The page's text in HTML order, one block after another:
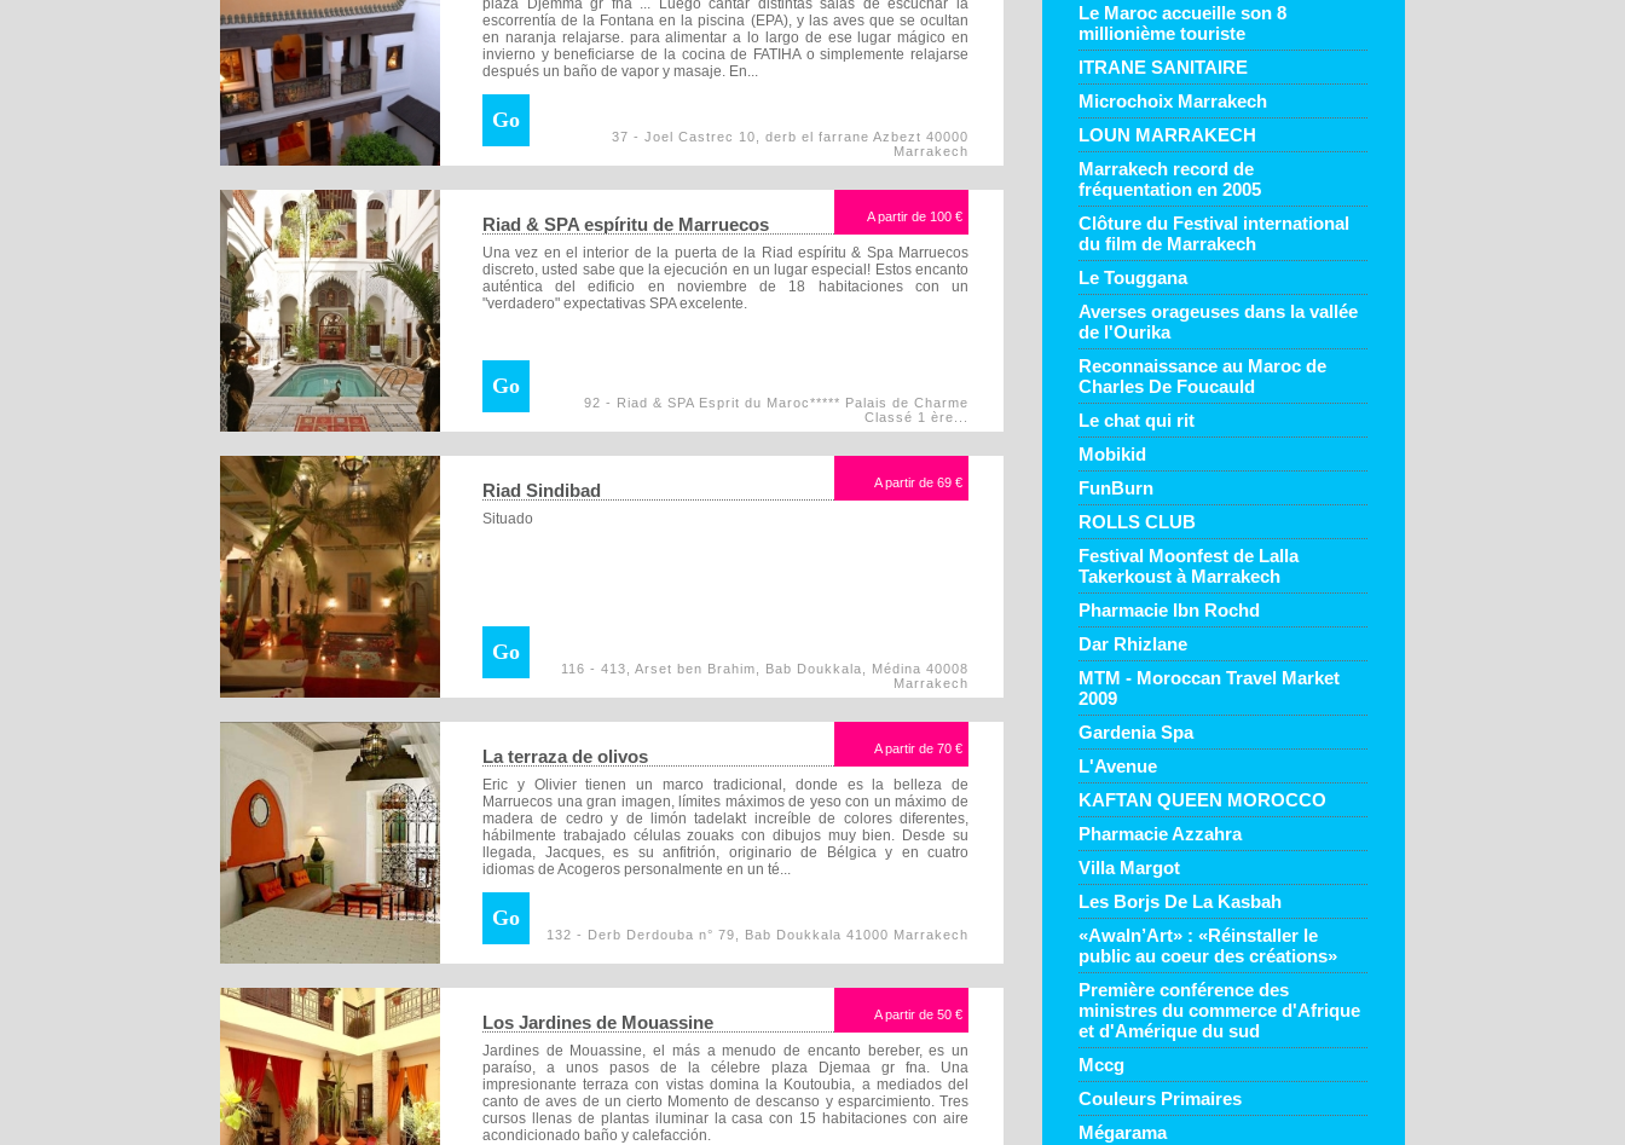
Parking en las inmediaciones
Club nocturno
MASAJE
JACUZZI
SAUNA de vapor
Aire acondicionado
Centro de negocios
plaza Djemma gr fna ... Luego cantar distintas salas de escuchar la
escorrentía de la Fontana en la piscina (EPA), y las aves que se ocultan
en naranja relajarse. para alimentar a lo largo de ese lugar mágico en
invierno y beneficiarse de la cocina de FATIHA o simplemente relajarse
después un baño de vapor y masaje. En...
37 - Joel Castrec 10, derb el farrane Azbezt 40000
Marrakech
Go
Riad & SPA espíritu de Marruecos A partir de 100 €
Una vez en el interior de la puerta de la Riad espíritu & Spa Marruecos
discreto, usted sabe que la ejecución en un lugar especial! Estos encanto
auténtica del edificio en noviembre de 18 habitaciones con un
"verdadero" expectativas SPA excelente.
92 - Riad & SPA Esprit du Maroc***** Palais de Charme
Classé 1 ère...
Go
Riad Sindibad A partir de 69 €
Situado
116 - 413, Arset ben Brahim, Bab Doukkala, Médina 40008
Marrakech
Go
La terraza de olivos A partir de 70 €
Eric y Olivier tienen un marco tradicional, donde es la belleza de
Marruecos una gran imagen, límites máximos de yeso con un máximo de
madera de cedro y de limón tadelakt increíble de colores diferentes,
hábilmente trabajado células zouaks con dibujos muy bien. Desde su
llegada, Jacques, es su anfitrión, originario de Bélgica y en cuatro
idiomas de Acogeros personalmente en un té...
132 - Derb Derdouba n° 79, Bab Doukkala 41000 Marrakech
Go
Los Jardines de Mouassine A partir de 50 €
Jardines de Mouassine, el más a menudo de encanto bereber, es un
paraíso, a unos pasos de la célebre plaza Djemaa gr fna. Una
impresionante terraza con vistas domina la Koutoubia, a mediados del
canto de aves de un cierto Momento de descanso y esparcimiento. Tres
cursos llenas de plantas iluminar la casa con 15 habitaciones con aire
acondicionado baño y calefacción.
Le Maroc accueille son 8
millionième touriste
ITRANE SANITAIRE
Microchoix Marrakech
LOUN MARRAKECH
Marrakech record de
fréquentation en 2005
Clôture du Festival international
du film de Marrakech
Le Touggana
Averses orageuses dans la vallée
de l'Ourika
Reconnaissance au Maroc de
Charles De Foucauld
Le chat qui rit
Mobikid
FunBurn
ROLLS CLUB
Festival Moonfest de Lalla
Takerkoust à Marrakech
Pharmacie Ibn Rochd
Dar Rhizlane
MTM - Moroccan Travel Market
2009
Gardenia Spa
L'Avenue
KAFTAN QUEEN MOROCCO
Pharmacie Azzahra
Villa Margot
Les Borjs De La Kasbah
«Awaln’Art» : «Réinstaller le
public au coeur des créations»
Première conférence des
ministres du commerce d'Afrique
et d'Amérique du sud
Mccg
Couleurs Primaires
Mégarama